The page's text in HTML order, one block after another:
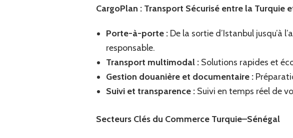
CargoPlan : Transport Sécurisé entre la Turquie
Porte-à-porte : De la sortie d’Istanbul jusqu’à
responsable.
Transport multimodal : Solutions rapides et
Gestion douanière et documentaire :
Suivi et transparence : Suivi en temps réel de
Secteurs Clés du Commerce Turquie–Sénégal